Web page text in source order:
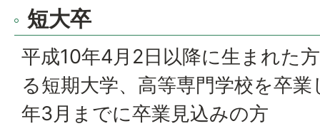
短大卒
平成10年4月2日以降に生まれた
る短期大学、高等専門学校を卒
年3月までに卒業見込みの方